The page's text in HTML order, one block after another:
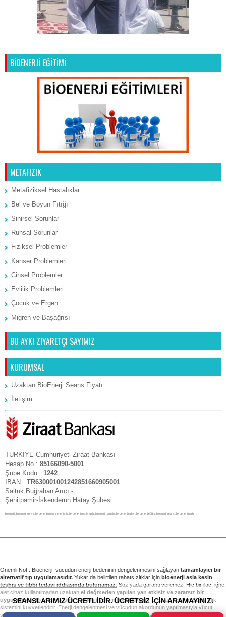
BİOENERJİ EĞİTİMİ
METAFIZIK
Metafiziksel Hastalıklar
Bel ve Boyun Fıtığı
Sinirsel Sorunlar
Ruhsal Sorunlar
Fiziksel Problemler
Kanser Problemleri
Cinsel Problemler
Evlilik Problemleri
Çocuk ve Ergen
Migren ve Başağrısı
BU AYKI ZIYARETÇI SAYIMIZ
KURUMSAL
Uzaktan BioEnerji Seans Fiyatı
İletişim
TÜRKİYE Cumhuriyeti Ziraat Bankası
Hesap No : 85166090-5001
Şube Kodu : 1242
IBAN : TR630001001242851660905001
Saltuk Buğrahan Arıcı -
Şehitpamir-İskenderun Hatay Şubesi
bioenerji, bioenerji konya, biyoenerji uzmanı, enerji şifa, biyoenerji nasıl yapılır, bioenerji hastalık, biyoenerji tedavi, biyoenerji eğitimi, bioenerji seansı, biyoenerji nedir
SEANSLARIMIZ ÜCRETLİDİR. ÜCRETSİZ İÇİN ARAMAYINIZ.
Önemli Not : Bioenerji, vücudun enerji bedeninin dengelenmesini sağlayan tamamlayıcı bir
alternatif tıp uygulamasıdır. Yukarıda belirtilen rahatsızlıklar için bioenerji asla kesin
teşhis ve tıbbi tedavi iddiasında bulunamaz. Söz yada garanti veremez. Hiç bir ilaç, iğne,
alet cihaz kullanılmadan uzaktan el değmeden yapılan yan etkisiz ve zararsız bir
uygulamadır.Bioenerji seansı vücudun sistem bozukluklarını ortadan kaldırır. Bağışıklık
sistemini kuvvetlendirir. Enerji dengelenmesi ve vücudun akordunun yapılmasıyla vücut
sağlıklı sistemini yeniden kurar. Tıbbi tedavi ve kontrollerinizi takip etmek sizin